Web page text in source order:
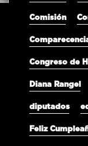
Comisión
Congreso de
Diana Rangel
diputados
Feliz